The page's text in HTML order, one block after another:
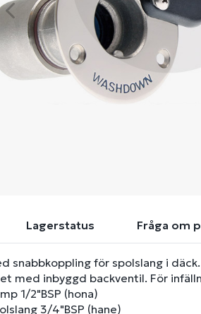
Lagerstatus Fråga om
snabbkoppling för spolslang i
med inbyggd backventil. För
1/2"BSP (hona)
3/4"BSP (hane)